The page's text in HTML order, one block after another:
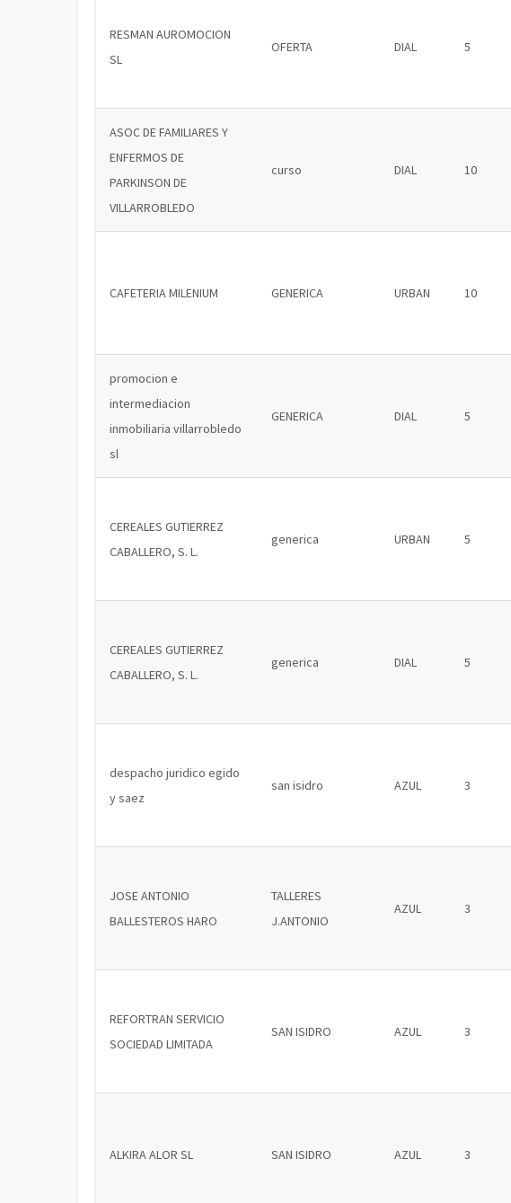
RESMAN AUROMOCION
SL
OFERTA DIAL 5
ASOC DE FAMILIARES Y
ENFERMOS DE
PARKINSON DE
VILLARROBLEDO
curso DIAL 10
CAFETERIA MILENIUM GENERICA URBAN 10
promocion e
intermediacion
inmobiliaria villarrobledo
sl
GENERICA DIAL 5
CEREALES GUTIERREZ
CABALLERO, S. L.
generica URBAN 5
CEREALES GUTIERREZ
CABALLERO, S. L.
generica DIAL 5
despacho juridico egido
y saez
san isidro AZUL 3
JOSE ANTONIO
BALLESTEROS HARO
TALLERES
J.ANTONIO
AZUL 3
REFORTRAN SERVICIO
SOCIEDAD LIMITADA
SAN ISIDRO AZUL 3
ALKIRA ALOR SL SAN ISIDRO AZUL 3